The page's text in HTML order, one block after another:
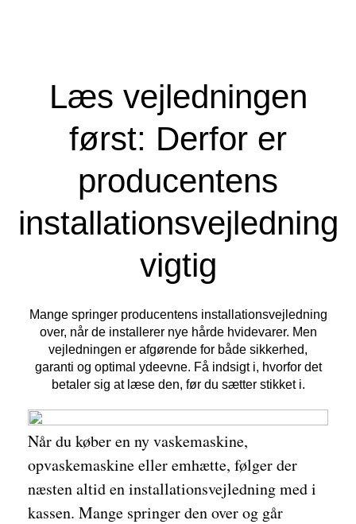
Læs vejledningen
først: Derfor er
producentens
installationsvejledning
vigtig
Mange springer producentens installationsvejledning
over, når de installerer nye hårde hvidevarer. Men
vejledningen er afgørende for både sikkerhed,
garanti og optimal ydeevne. Få indsigt i, hvorfor det
betaler sig at læse den, før du sætter stikket i.
Når du køber en ny vaskemaskine,
opvaskemaskine eller emhætte, følger der
næsten altid en installationsvejledning med i
kassen. Mange springer den over og går